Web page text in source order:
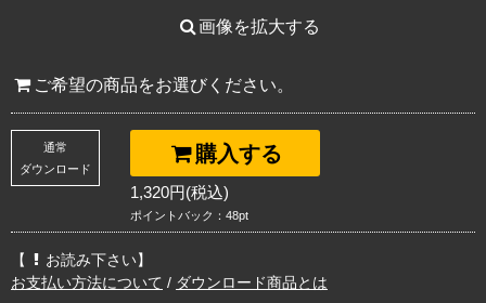
画像を拡大する
ご希望の商品をお選びください。
購入する
通常
ダウンロード
1,320円(税込)
ポイントバック：48pt
【
お読み下さい】
お支払い方法について / ダウンロード商品とは